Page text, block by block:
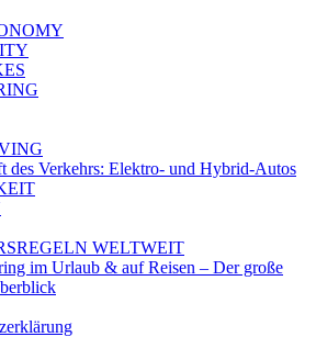
des Verkehrs: Elektro- und Hybrid-Autos
WELTWEIT
im Urlaub & auf Reisen – Der große